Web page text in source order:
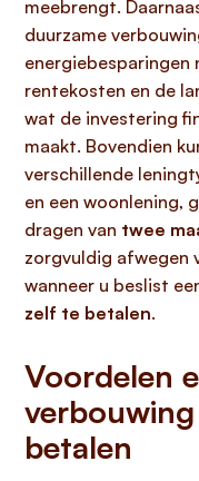
meebrengt.
duurzame
energiebesparingen
rentekosten en de
wat de investering
maakt. Bovendien
verschillende
en een woonlening,
dragen van twee
zorgvuldig afwegen
wanneer u beslist
zelf te betalen.
Voordelen
betalen